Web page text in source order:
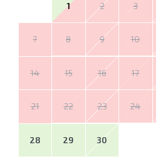
1 2 3
7 8 9 10
14 15 16 17
21 22 23 24
28 29 30